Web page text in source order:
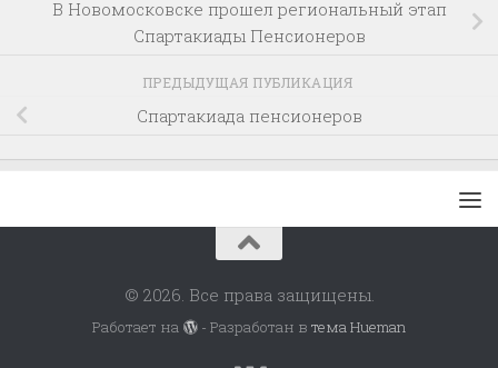
В Новомосковске прошел региональный этап
Спартакиады Пенсионеров
ПРЕДЫДУЩАЯ ПУБЛИКАЦИЯ
Спартакиада пенсионеров
© 2026. Все права защищены.
Работает на - Разработан в тема Hueman